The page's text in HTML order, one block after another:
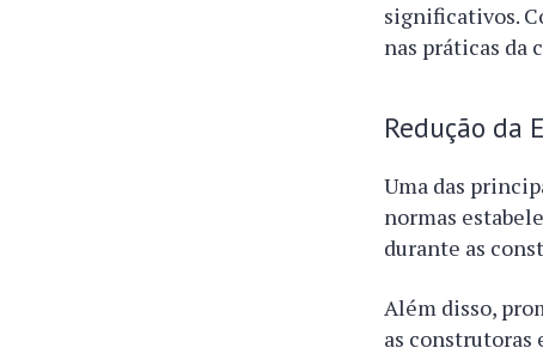
significativos.
nas práticas da
Redução da
Uma das
normas
durante as
Além disso,
as construtoras